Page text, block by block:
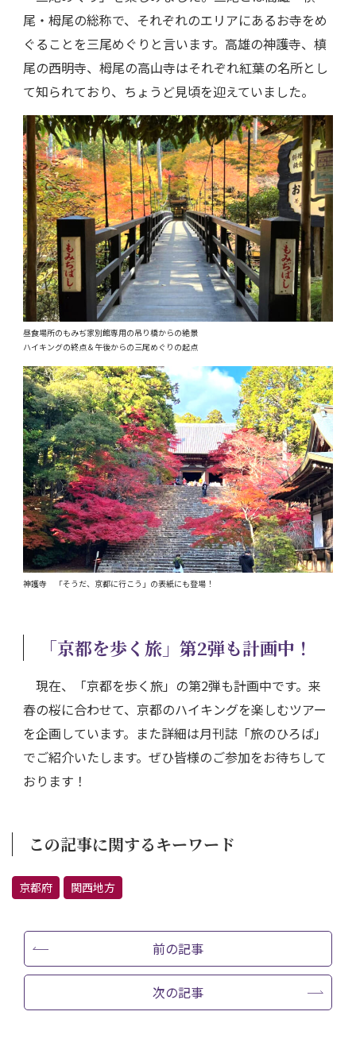
尾・栂尾の総称で、それぞれのエリアにあるお寺をめ
ぐることを三尾めぐりと言います。高雄の神護寺、槙
尾の西明寺、栂尾の高山寺はそれぞれ紅葉の名所とし
て知られており、ちょうど見頃を迎えていました。
昼食場所のもみぢ家別館専用の吊り橋からの絶景
ハイキングの終点＆午後からの三尾めぐりの起点
神護寺 「そうだ、京都に行こう」の表紙にも登場！
「京都を歩く旅」第2弾も計画中！
現在、「京都を歩く旅」の第2弾も計画中です。来
春の桜に合わせて、京都のハイキングを楽しむツアー
を企画しています。また詳細は月刊誌「旅のひろば」
でご紹介いたします。ぜひ皆様のご参加をお待ちして
おります！
この記事に関するキーワード
京都府 関西地方
前の記事
次の記事